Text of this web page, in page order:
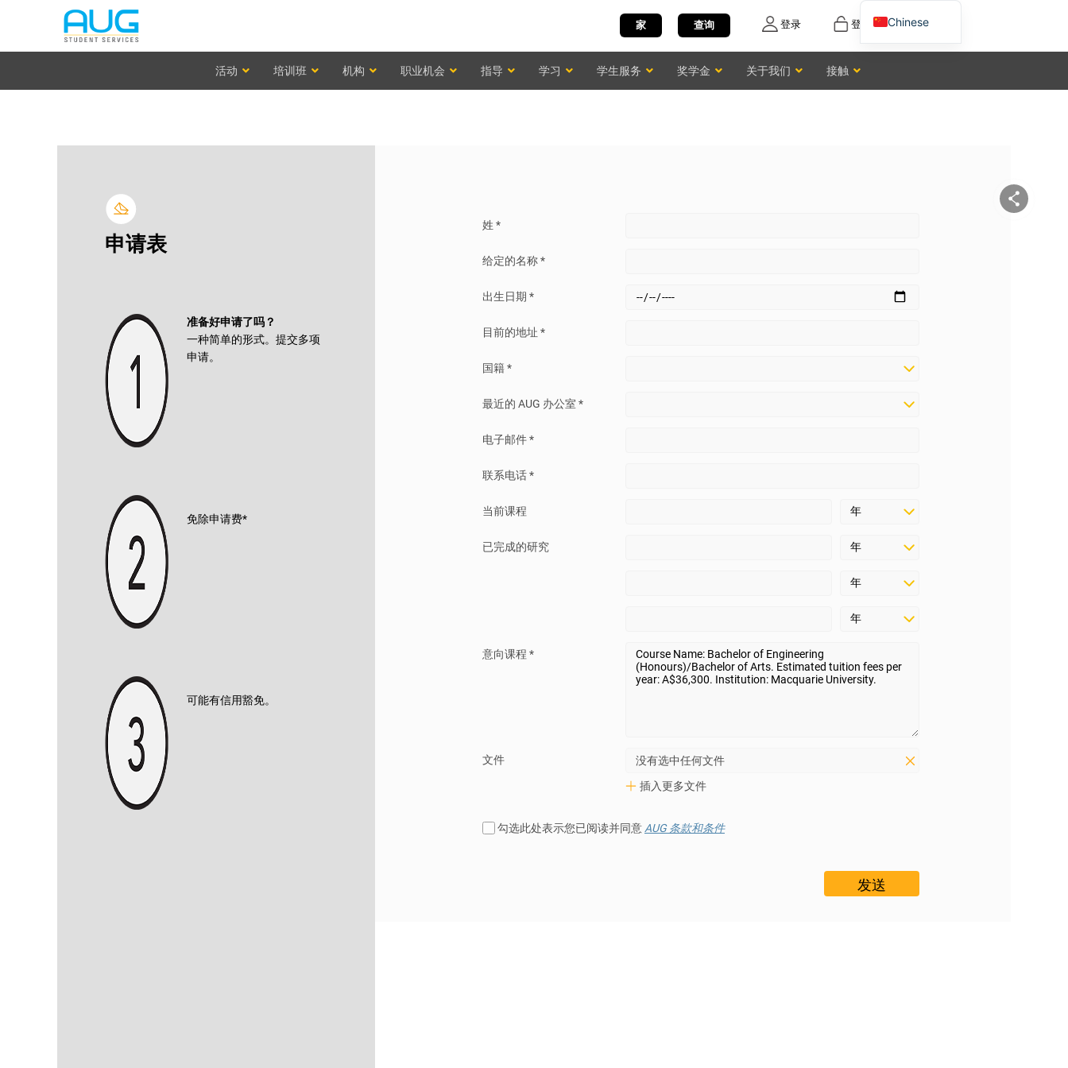
登记
登录
查询
家
活动 培训班 机构 职业机会 指导 学习 学生服务 奖学金 关于我们 接触
申请表
准备好申请了吗？
一种简单的形式。提交多项
申请。
免除申请费*
可能有信用豁免。
姓 *
给定的名称 *
出生日期 *
目前的地址 *
国籍 *
最近的 AUG 办公室 *
电子邮件 *
联系电话 *
当前课程
已完成的研究
意向课程 *
文件
没有选中任何文件
插入更多文件
勾选此处表示您已阅读并同意 AUG 条款和条件
Chinese